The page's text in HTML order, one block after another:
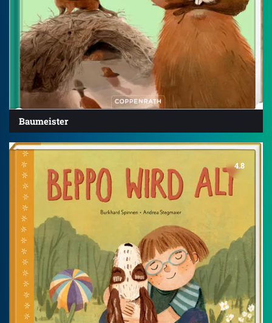
Baumeister
4.8